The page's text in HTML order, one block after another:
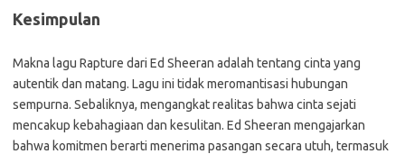
Kesimpulan
Makna lagu Rapture dari Ed Sheeran adalah tentang cinta yang
autentik dan matang. Lagu ini tidak meromantisasi hubungan
sempurna. Sebaliknya, mengangkat realitas bahwa cinta sejati
mencakup kebahagiaan dan kesulitan. Ed Sheeran mengajarkan
bahwa komitmen berarti menerima pasangan secara utuh, termasuk